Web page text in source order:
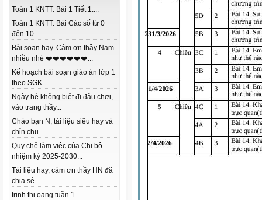
Toán 1 KNTT. Bài 1 Tiết 1....
Toán 1 KNTT. Bài Các số từ 0
đến 10...
Bài soạn hay. Cảm ơn thầy Nam
nhiều nhé ❤️❤️❤️❤️❤️❤️...
Kế hoạch bài soạn giáo án lớp 1
theo SGK...
Ngày hè không biết đi đâu chơi,
vào trang thầy...
Chào bạn N, tài liệu siêu hay và
chỉn chu...
Quy chế làm việc của Chi bộ
nhiệm kỳ 2025-2030...
Tài liệu hay, cảm ơn thầy HN đã
chia sẻ....
trinh thi oang tuần 1 ...